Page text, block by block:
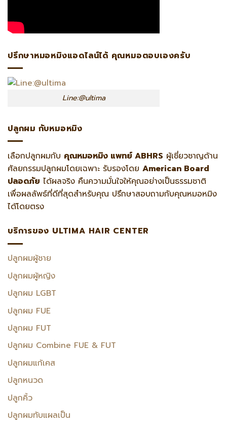
ปรึกษาหมอหมิงแอดไลน์ได้ คุณหมอตอบเองครับ
Line:@ultima
ปลูกผม กับหมอหมิง
เลือกปลูกผมกับ คุณหมอหมิง แพทย์ ABHRS ผู้เชี่ยวชาญด้าน
ศัลยกรรมปลูกผมโดยเฉพาะ รับรองโดย American Board
ปลอดภัย ได้ผลจริง คืนความมั่นใจให้คุณอย่างเป็นธรรมชาติ
เพื่อผลลัพธ์ที่ดีที่สุดสำหรับคุณ ปรึกษาสอบถามกับคุณหมอหมิง
ได้โดยตรง
บริการของ ULTIMA HAIR CENTER
ปลูกผมผู้ชาย
ปลูกผมผู้หญิง
ปลูกผม LGBT
ปลูกผม FUE
ปลูกผม FUT
ปลูกผม Combine FUE & FUT
ปลูกผมแก้เคส
ปลูกหนวด
ปลูกคิ้ว
ปลูกผมทับแผลเป็น